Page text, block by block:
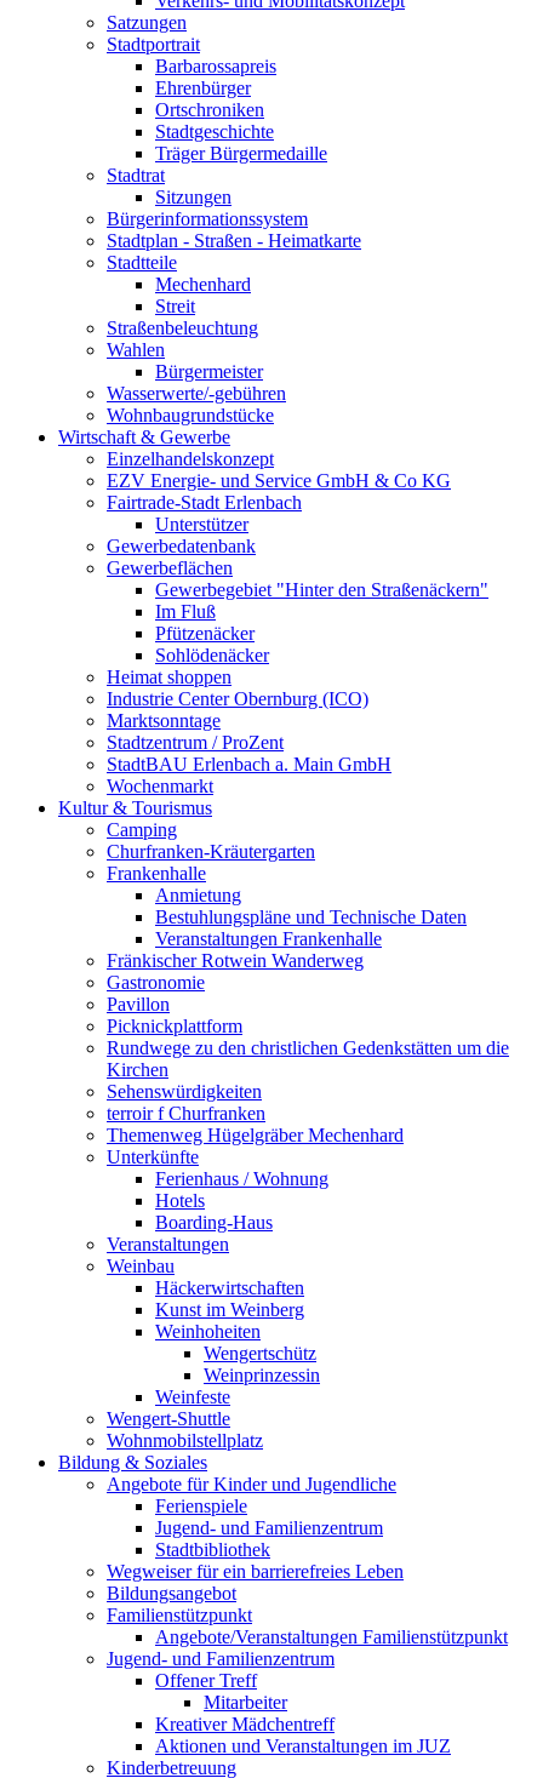
Satzungen
Stadtportrait
Barbarossapreis
Ehrenbürger
Ortschroniken
Stadtgeschichte
Träger Bürgermedaille
Stadtrat
Sitzungen
Bürgerinformationssystem
Stadtplan - Straßen - Heimatkarte
Stadtteile
Mechenhard
Streit
Straßenbeleuchtung
Wahlen
Bürgermeister
Wasserwerte/-gebühren
Wohnbaugrundstücke
Wirtschaft & Gewerbe
Einzelhandelskonzept
EZV Energie- und Service GmbH & Co KG
Fairtrade-Stadt Erlenbach
Unterstützer
Gewerbedatenbank
Gewerbeflächen
Gewerbegebiet "Hinter den Straßenäckern"
Im Fluß
Pfützenäcker
Sohlödenäcker
Heimat shoppen
Industrie Center Obernburg (ICO)
Marktsonntage
Stadtzentrum / ProZent
StadtBAU Erlenbach a. Main GmbH
Wochenmarkt
Kultur & Tourismus
Camping
Churfranken-Kräutergarten
Frankenhalle
Anmietung
Bestuhlungspläne und Technische Daten
Veranstaltungen Frankenhalle
Fränkischer Rotwein Wanderweg
Gastronomie
Pavillon
Picknickplattform
Rundwege zu den christlichen Gedenkstätten um die
Kirchen
Sehenswürdigkeiten
terroir f Churfranken
Themenweg Hügelgräber Mechenhard
Unterkünfte
Ferienhaus / Wohnung
Hotels
Boarding-Haus
Veranstaltungen
Weinbau
Häckerwirtschaften
Kunst im Weinberg
Weinhoheiten
Wengertschütz
Weinprinzessin
Weinfeste
Wengert-Shuttle
Wohnmobilstellplatz
Bildung & Soziales
Angebote für Kinder und Jugendliche
Ferienspiele
Jugend- und Familienzentrum
Stadtbibliothek
Wegweiser für ein barrierefreies Leben
Bildungsangebot
Familienstützpunkt
Angebote/Veranstaltungen Familienstützpunkt
Jugend- und Familienzentrum
Offener Treff
Mitarbeiter
Kreativer Mädchentreff
Aktionen und Veranstaltungen im JUZ
Kinderbetreuung